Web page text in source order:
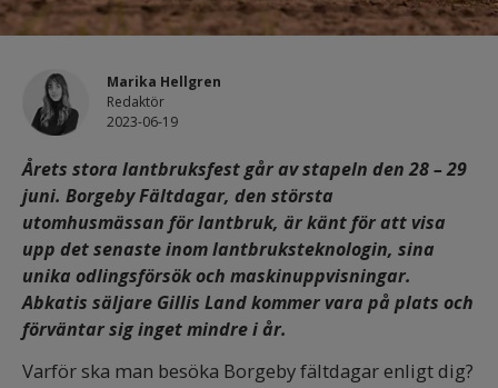
Marika Hellgren
Redaktör
2023-06-19
Årets stora lantbruksfest går av stapeln den 28 – 29
juni. Borgeby Fältdagar, den största
utomhusmässan för lantbruk, är känt för att visa
upp det senaste inom lantbruksteknologin, sina
unika odlingsförsök och maskinuppvisningar.
Abkatis säljare Gillis Land kommer vara på plats och
förväntar sig inget mindre i år.
Varför ska man besöka Borgeby fältdagar enligt dig?